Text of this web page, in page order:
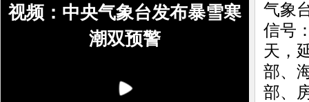
视频：中央气象台发布暴雪寒
潮双预警
气象
信号
天，
部、
部、